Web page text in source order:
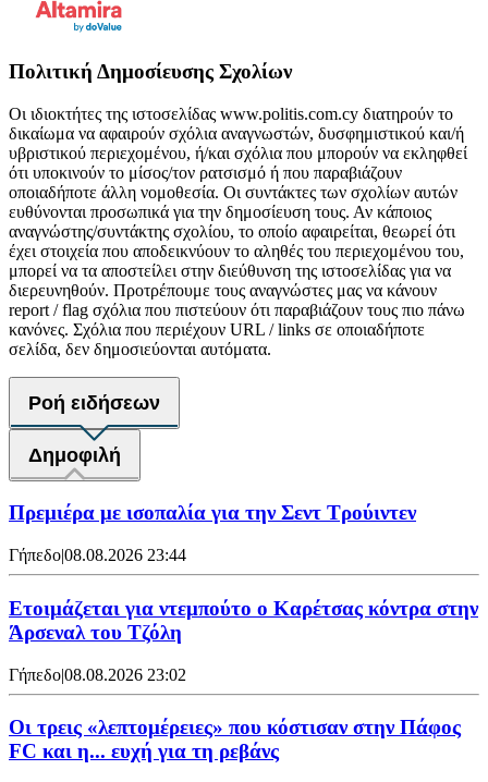
Πολιτική Δημοσίευσης Σχολίων
Οι ιδιοκτήτες της ιστοσελίδας www.politis.com.cy διατηρούν το
δικαίωμα να αφαιρούν σχόλια αναγνωστών, δυσφημιστικού και/ή
υβριστικού περιεχομένου, ή/και σχόλια που μπορούν να εκληφθεί
ότι υποκινούν το μίσος/τον ρατσισμό ή που παραβιάζουν
οποιαδήποτε άλλη νομοθεσία. Οι συντάκτες των σχολίων αυτών
ευθύνονται προσωπικά για την δημοσίευση τους. Αν κάποιος
αναγνώστης/συντάκτης σχολίου, το οποίο αφαιρείται, θεωρεί ότι
έχει στοιχεία που αποδεικνύουν το αληθές του περιεχομένου του,
μπορεί να τα αποστείλει στην διεύθυνση της ιστοσελίδας για να
διερευνηθούν. Προτρέπουμε τους αναγνώστες μας να κάνουν
report / flag σχόλια που πιστεύουν ότι παραβιάζουν τους πιο πάνω
κανόνες. Σχόλια που περιέχουν URL / links σε οποιαδήποτε
σελίδα, δεν δημοσιεύονται αυτόματα.
Ροή ειδήσεων
Δημοφιλή
Πρεμιέρα με ισοπαλία για την Σεντ Τρούιντεν
Γήπεδο|08.08.2026 23:44
Ετοιμάζεται για ντεμπούτο ο Καρέτσας κόντρα στην
Άρσεναλ του Τζόλη
Γήπεδο|08.08.2026 23:02
Οι τρεις «λεπτομέρειες» που κόστισαν στην Πάφος
FC και η... ευχή για τη ρεβάνς